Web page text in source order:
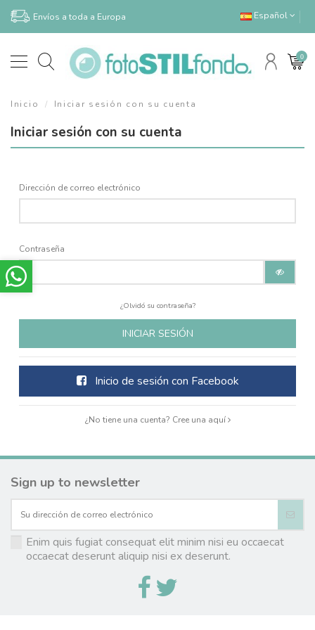
Envíos a toda a Europa Español
0
Inicio Iniciar sesión con su cuenta
Iniciar sesión con su cuenta
Dirección de correo electrónico
Contraseña
¿Olvidó su contraseña?
INICIAR SESIÓN
Inicio de sesión con Facebook
¿No tiene una cuenta? Cree una aquí
Sign up to newsletter
Enim quis fugiat consequat elit minim nisi eu occaecat
occaecat deserunt aliquip nisi ex deserunt.